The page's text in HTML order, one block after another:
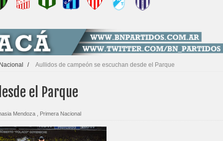
/ Aullidos de campeón se escuchan desde el Parque
el Parque
Mendoza Primera Nacional